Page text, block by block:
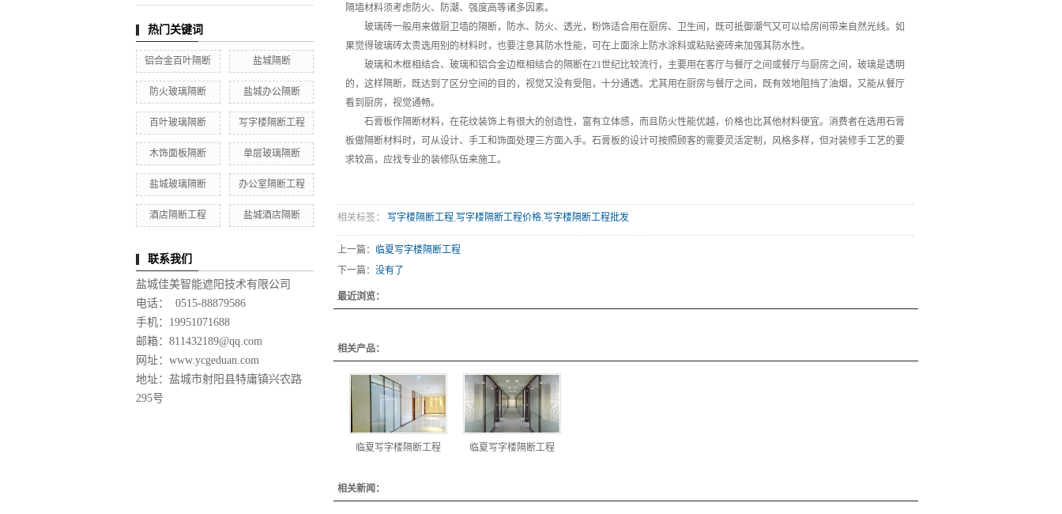
热门关键词
铝合金百叶隔断 盐城隔断
防火玻璃隔断 盐城办公隔断
百叶玻璃隔断 写字楼隔断工程
木饰面板隔断 单层玻璃隔断
盐城玻璃隔断 办公室隔断工程
酒店隔断工程 盐城酒店隔断
联系我们
盐城佳美智能遮阳技术有限公司
电话： 0515-88879586
手机：19951071688
邮箱：811432189@qq.com
网址：www.ycgeduan.com
地址：盐城市射阳县特庸镇兴农路
295号
隔墙材料须考虑防火、防潮、强度高等诸多因素。
玻璃砖一般用来做厨卫墙的隔断，防水、防火、透光，粉饰适合用在厨房、卫生间，既可抵御潮气又可以给房间带来自然光线。如
果觉得玻璃砖太贵选用别的材料时，也要注意其防水性能，可在上面涂上防水涂料或粘贴瓷砖来加强其防水性。
玻璃和木框相结合、玻璃和铝合金边框相结合的隔断在21世纪比较流行，主要用在客厅与餐厅之间或餐厅与厨房之间，玻璃是透明
的，这样隔断，既达到了区分空间的目的，视觉又没有受阻，十分通透。尤其用在厨房与餐厅之间，既有效地阻挡了油烟，又能从餐厅
看到厨房，视觉通畅。
石膏板作隔断材料，在花纹装饰上有很大的创造性，富有立体感，而且防火性能优越，价格也比其他材料便宜。消费者在选用石膏
板做隔断材料时，可从设计、手工和饰面处理三方面入手。石膏板的设计可按照顾客的需要灵活定制，风格多样，但对装修手工艺的要
求较高，应找专业的装修队伍来施工。
相关标签： 写字楼隔断工程,写字楼隔断工程价格,写字楼隔断工程批发
上一篇： 临夏写字楼隔断工程
下一篇： 没有了
最近浏览：
相关产品：
临夏写字楼隔断工程 临夏写字楼隔断工程
相关新闻：